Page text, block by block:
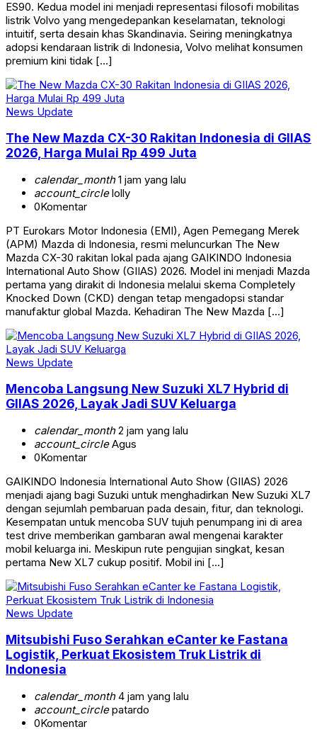
ES90. Kedua model ini menjadi representasi filosofi mobilitas
listrik Volvo yang mengedepankan keselamatan, teknologi
intuitif, serta desain khas Skandinavia. Seiring meningkatnya
adopsi kendaraan listrik di Indonesia, Volvo melihat konsumen
premium kini tidak […]
News Update
The New Mazda CX-30 Rakitan Indonesia di GIIAS
2026, Harga Mulai Rp 499 Juta
calendar_month1 jam yang lalu
account_circlelolly
0Komentar
PT Eurokars Motor Indonesia (EMI), Agen Pemegang Merek
(APM) Mazda di Indonesia, resmi meluncurkan The New
Mazda CX-30 rakitan lokal pada ajang GAIKINDO Indonesia
International Auto Show (GIIAS) 2026. Model ini menjadi Mazda
pertama yang dirakit di Indonesia melalui skema Completely
Knocked Down (CKD) dengan tetap mengadopsi standar
manufaktur global Mazda. Kehadiran The New Mazda […]
News Update
Mencoba Langsung New Suzuki XL7 Hybrid di
GIIAS 2026, Layak Jadi SUV Keluarga
calendar_month2 jam yang lalu
account_circleAgus
0Komentar
GAIKINDO Indonesia International Auto Show (GIIAS) 2026
menjadi ajang bagi Suzuki untuk menghadirkan New Suzuki XL7
dengan sejumlah pembaruan pada desain, fitur, dan teknologi.
Kesempatan untuk mencoba SUV tujuh penumpang ini di area
test drive memberikan gambaran awal mengenai karakter
mobil keluarga ini. Meskipun rute pengujian singkat, kesan
pertama New XL7 cukup positif. Mobil ini […]
News Update
Mitsubishi Fuso Serahkan eCanter ke Fastana
Logistik, Perkuat Ekosistem Truk Listrik di
Indonesia
calendar_month4 jam yang lalu
account_circlepatardo
0Komentar